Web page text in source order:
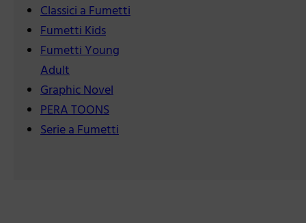
Classici a Fumetti
Fumetti Kids
Fumetti Young
Adult
Graphic Novel
PERA TOONS
Serie a Fumetti